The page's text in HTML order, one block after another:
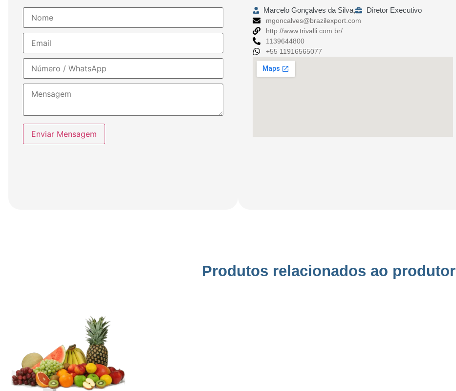
Enviar Mensagem
Marcelo Gonçalves da Silva, Diretor Executivo
mgoncalves@brazilexport.com
http://www.trivalli.com.br/
1139644800
+55 11916565077
Produtos relacionados ao produtor